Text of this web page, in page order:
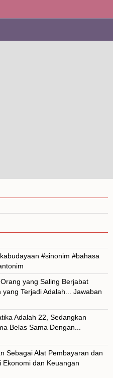
#sinonim #bahasa
yang Saling Berjabat
Terjadi Adalah... Jawaban
Adalah 22, Sedangkan
Belas Sama Dengan...
Sebagai Alat Pembayaran dan
Ekonomi dan Keuangan